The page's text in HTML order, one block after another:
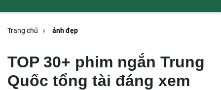
Trang chủ ảnh đẹp
TOP 30+ phim ngắn Trung
Quốc tổng tài đáng xem